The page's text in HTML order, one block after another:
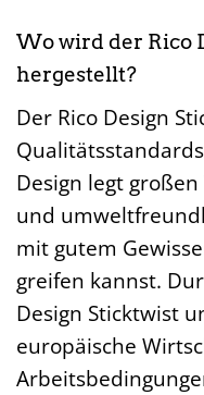
Wo wird der Rico
hergestellt?
Der Rico Design
Design legt
und
mit gutem
greifen kannst.
Design Sticktwist
europäische